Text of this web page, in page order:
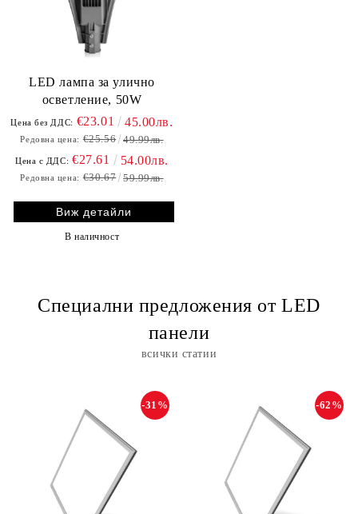
LED лампа за улично
осветление, 50W
Цена без ДДС: €23.01 45.00лв.
Редовна цена: €25.56 49.99лв.
Цена с ДДС: €27.61 54.00лв.
Редовна цена: €30.67 59.99лв.
Виж детайли
В наличност
Специални предложения от LED
панели
всички статии
-31% -62%